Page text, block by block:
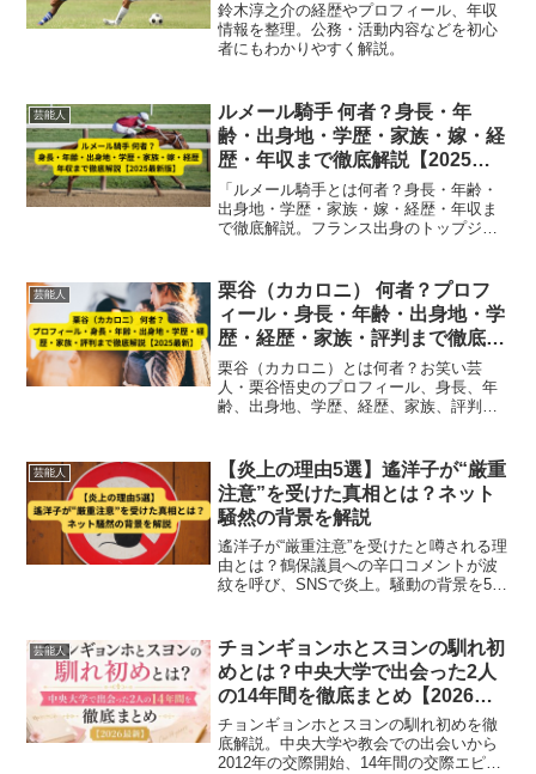
鈴木淳之介の経歴やプロフィール、年収
情報を整理。公務・活動内容などを初心
者にもわかりやすく解説。
芸能人
ルメール騎手 何者？身長・年
齢・出身地・学歴・家族・嫁・経
歴・年収まで徹底解説【2025最
新版】
「ルメール騎手とは何者？身長・年齢・
出身地・学歴・家族・嫁・経歴・年収ま
で徹底解説。フランス出身のトップジョ
を2025年最新版で紹介。」
芸能人
栗谷（カカロニ） 何者？プロフ
ィール・身長・年齢・出身地・学
歴・経歴・家族・評判まで徹底解
説【2025最新】
栗谷（カカロニ）とは何者？お笑い芸
人・栗谷悟史のプロフィール、身長、年
齢、出身地、学歴、経歴、家族、評判ま
上昇中の芸人情報を網羅。
芸能人
【炎上の理由5選】遙洋子が“厳重
注意”を受けた真相とは？ネット
騒然の背景を解説
遙洋子が“厳重注意”を受けたと噂される理
由とは？鶴保議員への辛口コメントが波
紋を呼び、SNSで炎上。騒動の背景を5つ
芸能人
チョンギョンホとスヨンの馴れ初
めとは？中央大学で出会った2人
の14年間を徹底まとめ【2026最
新】
チョンギョンホとスヨンの馴れ初めを徹
底解説。中央大学や教会での出会いから
2012年の交際開始、14年間の交際エピソ